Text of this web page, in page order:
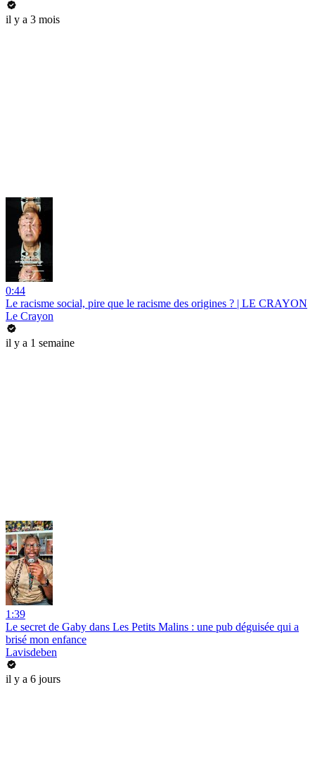
il y a 3 mois
0:44
Le racisme social, pire que le racisme des origines ? | LE CRAYON
Le Crayon
il y a 1 semaine
1:39
Le secret de Gaby dans Les Petits Malins : une pub déguisée qui a
brisé mon enfance
Lavisdeben
il y a 6 jours